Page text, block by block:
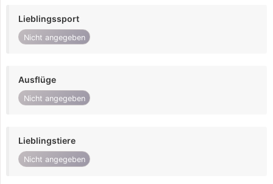
Lieblingssport
Nicht angegeben
Ausflüge
Nicht angegeben
Lieblingstiere
Nicht angegeben